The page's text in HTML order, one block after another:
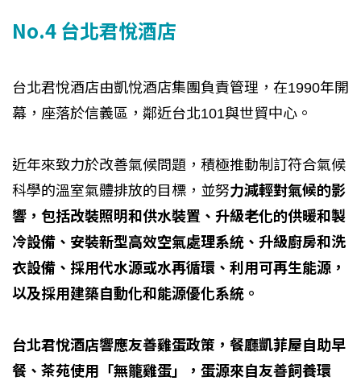
No.4 台北君悅酒店
台北君悅酒店由凱悅酒店集團負責管理，在1990年開
幕，座落於信義區，鄰近台北101與世貿中心。
近年來致力於改善氣候問題，積極推動制訂符合氣候
科學的溫室氣體排放的目標，並努力減輕對氣候的影
響，包括改裝照明和供水裝置、升級老化的供暖和製
冷設備、安裝新型高效空氣處理系統、升級廚房和洗
衣設備、採用代水源或水再循環、利用可再生能源，
以及採用建築自動化和能源優化系統。
台北君悅酒店響應友善雞蛋政策，餐廳凱菲屋自助早
餐、茶苑使用「無籠雞蛋」，蛋源來自友善飼養環